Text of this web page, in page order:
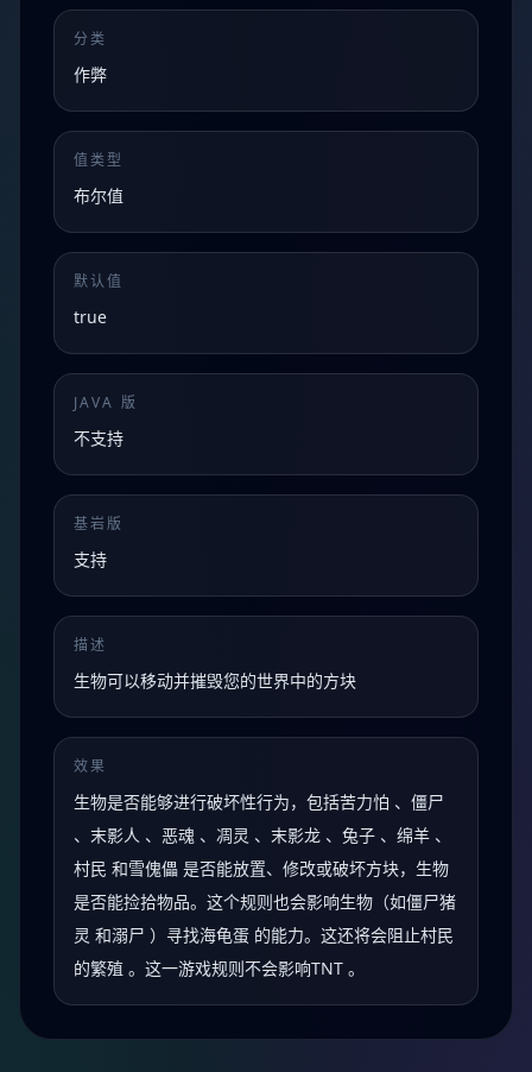
分类
作弊
值类型
布尔值
默认值
true
JAVA 版
不支持
基岩版
支持
描述
生物可以移动并摧毁您的世界中的方块
效果
生物是否能够进行破坏性行为，包括苦力怕 、僵尸
、末影人 、恶魂 、凋灵 、末影龙 、兔子 、绵羊 、
村民 和雪傀儡 是否能放置、修改或破坏方块，生物
是否能捡拾物品。这个规则也会影响生物（如僵尸猪
灵 和溺尸 ）寻找海龟蛋 的能力。这还将会阻止村民
的繁殖 。这一游戏规则不会影响TNT 。